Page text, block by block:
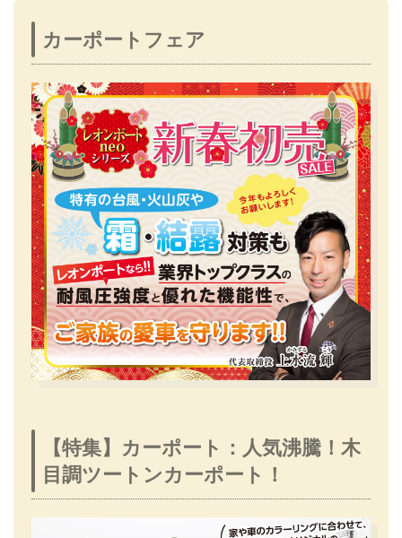
カーポートフェア
【特集】カーポート：人気沸騰！木
目調ツートンカーポート！